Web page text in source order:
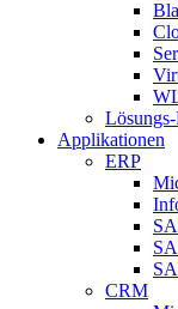
Applikationen
ERP
CRM